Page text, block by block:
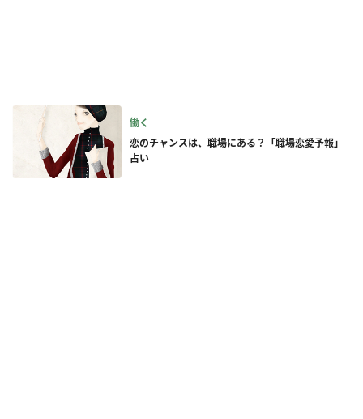
働く
恋のチャンスは、職場にある？「職場恋愛予報」
占い